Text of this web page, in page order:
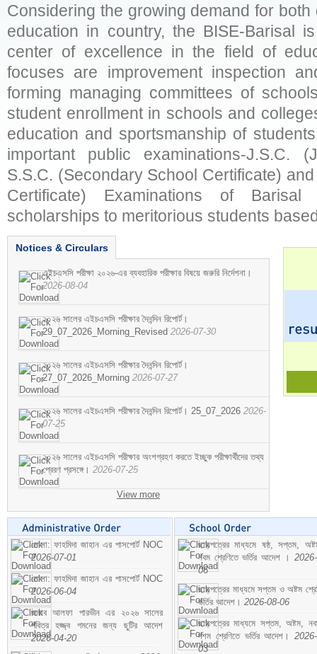
Considering the growing demand for
education in country, the BISE-Barisal
center of excellence in the field of
focuses are improvement inspection
forming managing committees of
student enrollment in schools and
education and sportsmanship of
important public examinations-J.S.C.
S.S.C. (Secondary School Certificate)
Certificate) Examinations of
scholarships to meritorious students
Notices & Circulars
এইচএসসি পরীক্ষা ২০২৬-এর ব্যবহারিক পরীক্ষার বিষয়ে জরুরি নির্দেশনা।
2026-08-04
২০২৬ সালের এইচএসসি পরীক্ষার দৈনন্দিন রিপোর্ট।
29_07_2026_Morning_Revised 2026-07-30
২০২৬ সালের এইচএসসি পরীক্ষার দৈনন্দিন রিপোর্ট।
27_07_2026_Morning 2026-07-27
২০২৬ সালের এইচএসসি পরীক্ষার দৈনন্দিন রিপোর্ট। 25_07_2026 2026-
07-25
২০২৬ সালের এইচএসসি পরীক্ষার অংশগ্রহণ করতে ইচ্ছুক পরীক্ষার্থীদের তথ্য
প্রেরণ প্রসঙ্গে। 2026-07-25
View more
মোসা: ফাহমিদা জাহান এর পাসপোর্ট NOC
2026-07-01
মোসা: ফাহমিদা জাহান এর পাসপোর্ট NOC
2026-06-04
জনাব আলফা পারভীন এর ২০২৬ সালের
পবিত্র হজ্জ্ব গমনের জন্য ছুটির আদেশ
2026-04-20
ছাড়পত্রের মাধ্যমে ষষ্ঠ, সপ্তম,
নবম শ্রেণিতে ভর্তির আদেশ ।
06
ছাড়পত্রের মাধ্যমে সপ্তম ও অষ্টম
ভর্তির আদেশ। 2026-08-06
ছাড়পত্রের মাধ্যমে সপ্তম, অষ্টম,
দশম শ্রেণিতে ভর্তির আদেশ।
03